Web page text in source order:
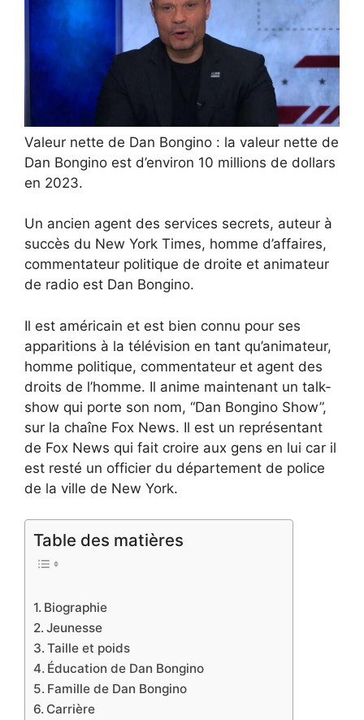
Valeur nette de Dan Bongino : la valeur nette de
Dan Bongino est d’environ 10 millions de dollars
en 2023.
Un ancien agent des services secrets, auteur à
succès du New York Times, homme d’affaires,
commentateur politique de droite et animateur
de radio est Dan Bongino.
Il est américain et est bien connu pour ses
apparitions à la télévision en tant qu’animateur,
homme politique, commentateur et agent des
droits de l’homme. Il anime maintenant un talk-
show qui porte son nom, “Dan Bongino Show”,
sur la chaîne Fox News. Il est un représentant
de Fox News qui fait croire aux gens en lui car il
est resté un officier du département de police
de la ville de New York.
Table des matières
Biographie
Jeunesse
Taille et poids
Éducation de Dan Bongino
Famille de Dan Bongino
Carrière